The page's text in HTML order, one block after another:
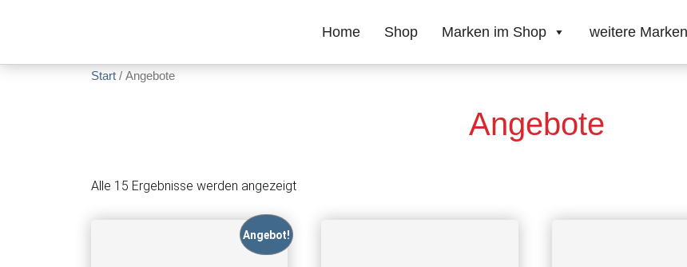
Home Shop Marken im Shop weitere Marken
Start / Angebote
Angebote
Alle 15 Ergebnisse werden angezeigt
Angebot!